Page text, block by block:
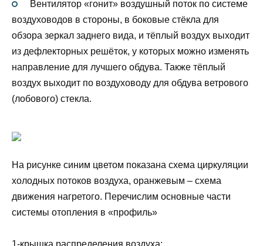
Вентилятор «гонит» воздушный поток по системе
воздуховодов в стороны, в боковые стёкла для
обзора зеркал заднего вида, и тёплый воздух выходит
из дефлекторных решёток, у которых можно изменять
направление для лучшего обдува. Также тёплый
воздух выходит по воздуховоду для обдува ветрового
(лобового) стекла.
На рисунке синим цветом показана схема циркуляции
холодных потоков воздуха, оранжевым – схема
движения нагретого. Перечислим основные части
системы отопления в «профиль»
1-крышка распределения воздуха;